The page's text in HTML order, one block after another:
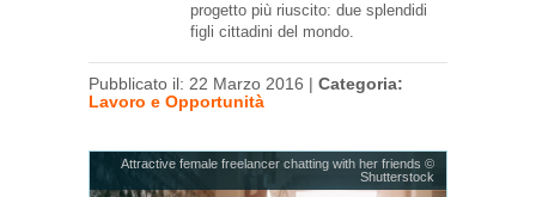
progetto più riuscito: due splendidi
figli cittadini del mondo.
Pubblicato il: 22 Marzo 2016 | Categoria:
Lavoro e Opportunità
Attractive female freelancer chatting with her friends ©
Shutterstock